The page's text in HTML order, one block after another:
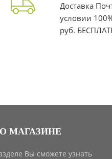
Доставка
условии
руб.
О МАГАЗИНЕ
Вы сможете узнать